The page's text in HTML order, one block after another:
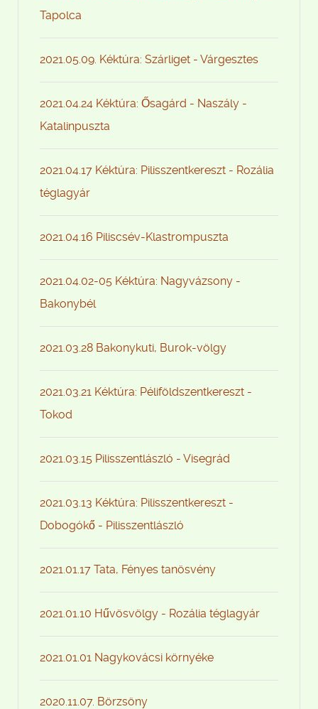
Tapolca
2021.05.09. Kéktúra: Szárliget - Várgesztes
2021.04.24 Kéktúra: Ősagárd - Naszály -
Katalinpuszta
2021.04.17 Kéktúra: Pilisszentkereszt - Rozália
téglagyár
2021.04.16 Piliscsév-Klastrompuszta
2021.04.02-05 Kéktúra: Nagyvázsony -
Bakonybél
2021.03.28 Bakonykuti, Burok-völgy
2021.03.21 Kéktúra: Péliföldszentkereszt -
Tokod
2021.03.15 Pilisszentlászló - Visegrád
2021.03.13 Kéktúra: Pilisszentkereszt -
Dobogókő - Pilisszentlászló
2021.01.17 Tata, Fényes tanösvény
2021.01.10 Hűvösvölgy - Rozália téglagyár
2021.01.01 Nagykovácsi környéke
2020.11.07. Börzsöny